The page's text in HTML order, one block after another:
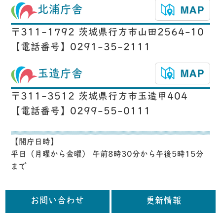
北浦庁舎
〒311-1792 茨城県行方市山田2564-10
【電話番号】0291-35-2111
玉造庁舎
〒311-3512 茨城県行方市玉造甲404
【電話番号】0299-55-0111
【開庁日時】
平日（月曜から金曜） 午前8時30分から午後5時15分
まで
お問い合わせ 更新情報